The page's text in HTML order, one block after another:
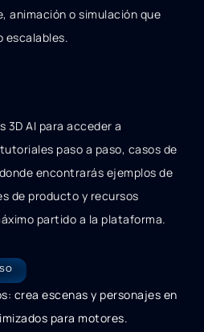
crea escenas y personajes en
para motores.
animación o simulación que
escalables.
3D AI para acceder a
paso a paso, casos de
encontrarás ejemplos de
de producto y recursos
partido a la plataforma.